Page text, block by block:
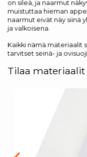
on sileä, ja naarmut
muistuttaa hieman
naarmut eivät näy siinä
ja valkoisena.
Kaikki nämä materiaalit
tarvitset seinä- ja
Tilaa materiaalit